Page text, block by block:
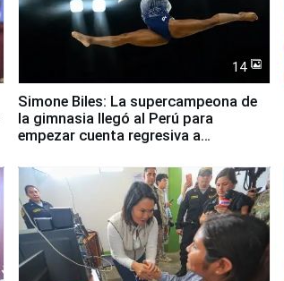
14
Simone Biles: La supercampeona de
la gimnasia llegó al Perú para
empezar cuenta regresiva a